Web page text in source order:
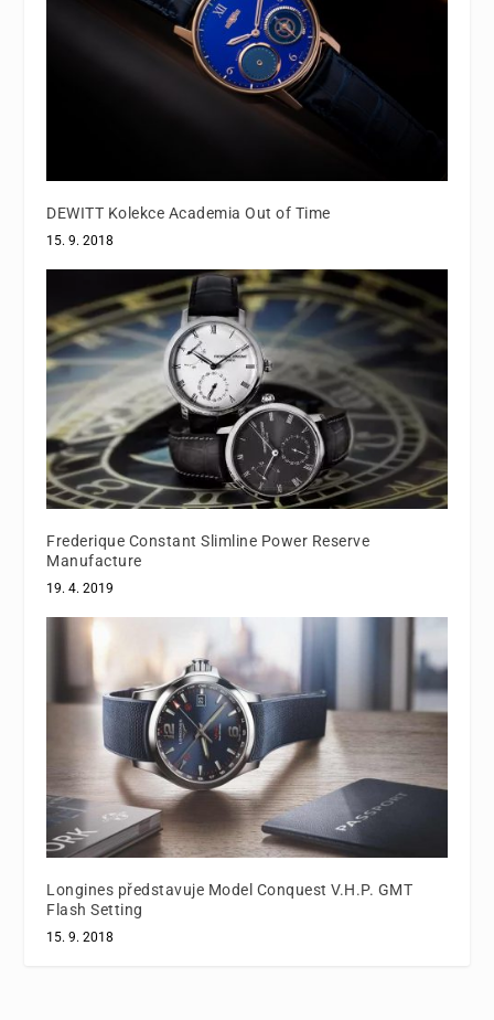
DEWITT Kolekce Academia Out of Time
15. 9. 2018
Frederique Constant Slimline Power Reserve
Manufacture
19. 4. 2019
Longines představuje Model Conquest V.H.P. GMT
Flash Setting
15. 9. 2018